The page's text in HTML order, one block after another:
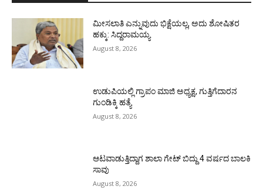
ಮೀಸಲಾತಿ ಎನ್ನುವುದು ಭಿಕ್ಷೆಯಲ್ಲ, ಅದು ಶೋಷಿತರ
ಹಕ್ಕು: ಸಿದ್ದರಾಮಯ್ಯ
August 8, 2026
ಉಡುಪಿಯಲ್ಲಿ ಗ್ರಾಪಂ ಮಾಜಿ ಅಧ್ಯಕ್ಷ, ಗುತ್ತಿಗೆದಾರನ
ಗುಂಡಿಕ್ಕಿ ಹತ್ಯೆ
August 8, 2026
ಆಟವಾಡುತ್ತಿದ್ದಾಗ ಶಾಲಾ ಗೇಟ್‌ ಬಿದ್ದು 4 ವರ್ಷದ ಬಾಲಕಿ
ಸಾವು
August 8, 2026